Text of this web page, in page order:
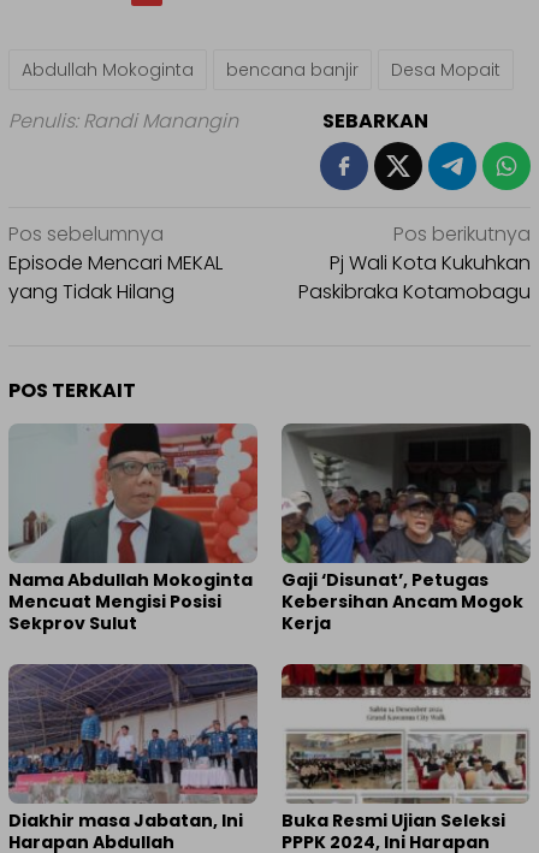
Abdullah Mokoginta bencana banjir Desa Mopait
Penulis: Randi Manangin SEBARKAN
Navigasi
pos
Pos sebelumnya
Episode Mencari MEKAL
yang Tidak Hilang
Pos berikutnya
Pj Wali Kota Kukuhkan
Paskibraka Kotamobagu
POS TERKAIT
Nama Abdullah Mokoginta
Mencuat Mengisi Posisi
Sekprov Sulut
Gaji ‘Disunat’, Petugas
Kebersihan Ancam Mogok
Kerja
Diakhir masa Jabatan, Ini
Harapan Abdullah
Buka Resmi Ujian Seleksi
PPPK 2024, Ini Harapan